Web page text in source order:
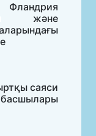
және
саяси